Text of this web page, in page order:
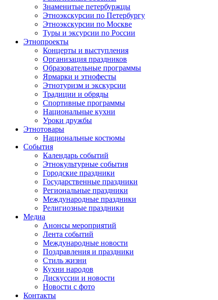
Знаменитые петербуржцы
Этноэкскурсии по Петербургу
Этноэкскурсии по Москве
Туры и эксурсии по России
Этнопроекты
Концерты и выступления
Организация праздников
Образовательные программы
Ярмарки и этнофесты
Этнотуризм и экскурсии
Традиции и обряды
Спортивные программы
Национальные кухни
Уроки дружбы
Этнотовары
Национальные костюмы
События
Календарь событий
Этнокультурные события
Городские праздники
Государственные праздники
Региональные праздники
Международные праздники
Религиозные праздники
Медиа
Анонсы мероприятий
Лента событий
Международные новости
Поздравления и праздники
Cтиль жизни
Кухни народов
Дискуссии и новости
Новости с фото
Контакты